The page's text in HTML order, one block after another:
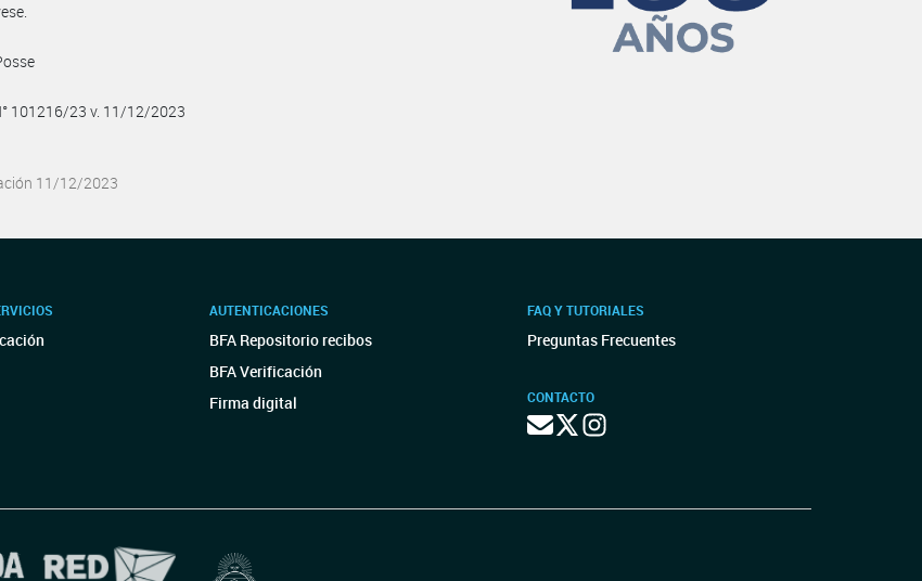
101216/23 v. 11/12/2023
11/12/2023
AUTENTICACIONES
BFA Repositorio recibos
BFA Verificación
Firma digital
FAQ Y TUTORIALES
Preguntas Frecuentes
CONTACTO